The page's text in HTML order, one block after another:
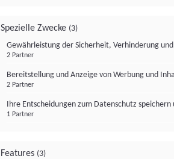
Spezielle Zwecke (3)
Gewährleistung der Sicherheit, Verhinderung
2 Partner
Bereitstellung und Anzeige von Werbung und
2 Partner
Ihre Entscheidungen zum Datenschutz
1 Partner
Features (3)